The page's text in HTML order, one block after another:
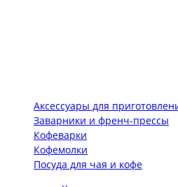
Аксессуары для
Заварники и френч-прессы
Кофеварки
Кофемолки
Посуда для чая и кофе